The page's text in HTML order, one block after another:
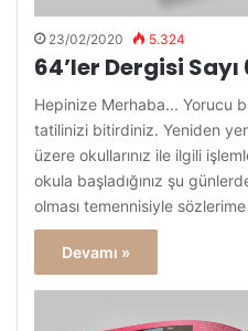
23/02/2020 5.324
64’ler Dergisi Sayı
Hepinize Merhaba... Yorucu
tatilinizi bitirdiniz. Yeniden
üzere okullarınız ile ilgili
okula başladığınız şu
olması temennisiyle
Devamı »